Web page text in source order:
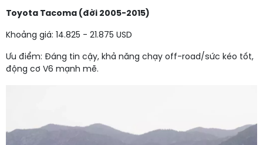
Toyota Tacoma (đời 2005-2015)
Khoảng giá: 14.825 - 21.875 USD
Ưu điểm: Đáng tin cậy, khả năng chạy off-road/sức kéo tốt,
động cơ V6 mạnh mẽ.